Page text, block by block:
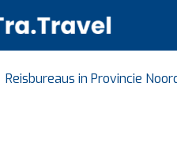
Reisbureaus in Provincie